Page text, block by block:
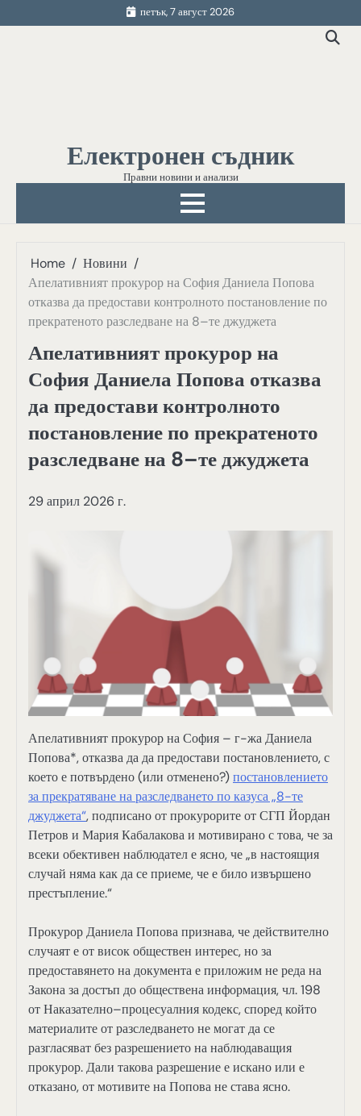
to
петък, 7 август 2026
Електронен съдник
Правни новини и анализи
Home
Новини
Апелативният прокурор на София Даниела Попова
отказва да предостави контролното постановление по
прекратеното разследване на 8–те джуджета
Апелативният прокурор на
София Даниела Попова отказва
да предостави контролното
постановление по прекратеното
разследване на 8–те джуджета
29 април 2026 г.
Апелативният прокурор на София – г-жа Даниела
Попова*, отказва да да предостави постановлението, с
което е потвърдено (или отменено?)постановлението
за прекратяване на разследването по казуса „8-те
джуджета“, подписано от прокурорите от СГП Йордан
Петров и Мария Кабалакова и мотивирано с това, че за
всеки обективен наблюдател е ясно, че „в настоящия
случай няма как да се приеме, че е било извършено
престъпление.“
Прокурор Даниела Попова признава, че действително
случаят е от висок обществен интерес, но за
предоставянето на документа е приложим не реда на
Закона за достъп до обществена информация, чл. 198
от Наказателно–процесуалния кодекс, според който
материалите от разследването не могат да се
разгласяват без разрешението на наблюдаващия
прокурор. Дали такова разрешение е искано или е
отказано, от мотивите на Попова не става ясно.